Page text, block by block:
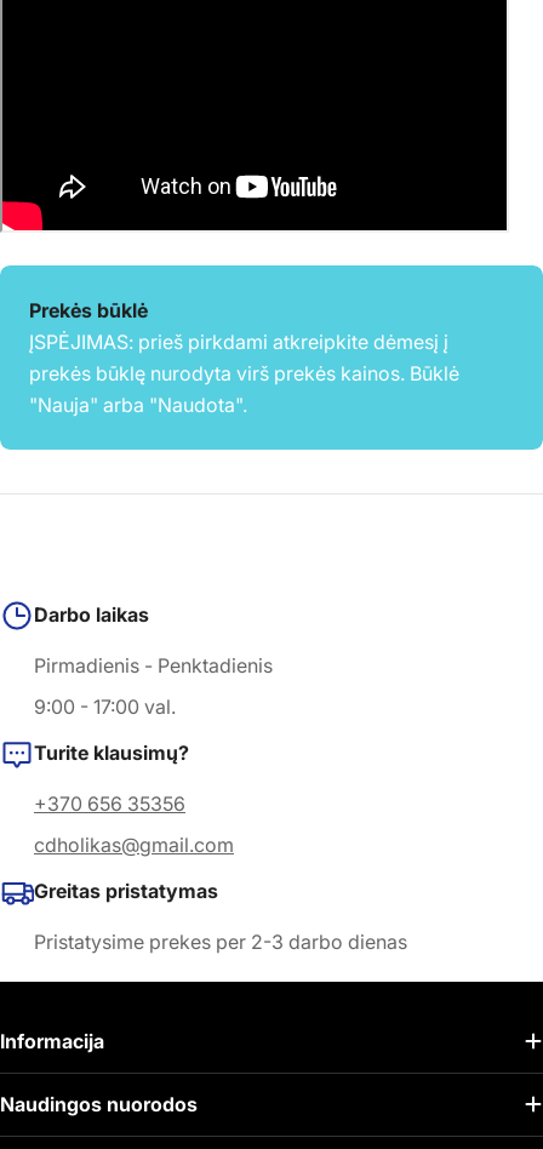
Prekės būklė
ĮSPĖJIMAS: prieš pirkdami atkreipkite dėmesį į
prekės būklę nurodyta virš prekės kainos. Būklė
"Nauja" arba "Naudota".
Darbo laikas
Pirmadienis - Penktadienis
9:00 - 17:00 val.
Turite klausimų?
+370 656 35356
cdholikas@gmail.com
Greitas pristatymas
Pristatysime prekes per 2-3 darbo dienas
Informacija
Naudingos nuorodos